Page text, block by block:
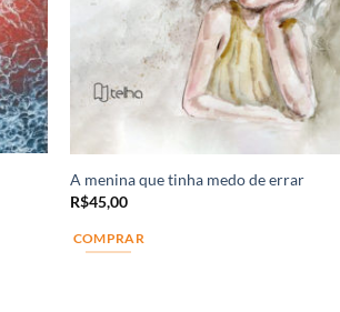
A menina que tinha medo de errar
R$45,00
COMPRAR